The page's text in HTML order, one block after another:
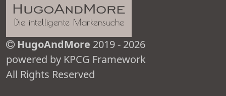
HugoAndMore 2019 - 2026
powered by KPCG Framework
All Rights Reserved